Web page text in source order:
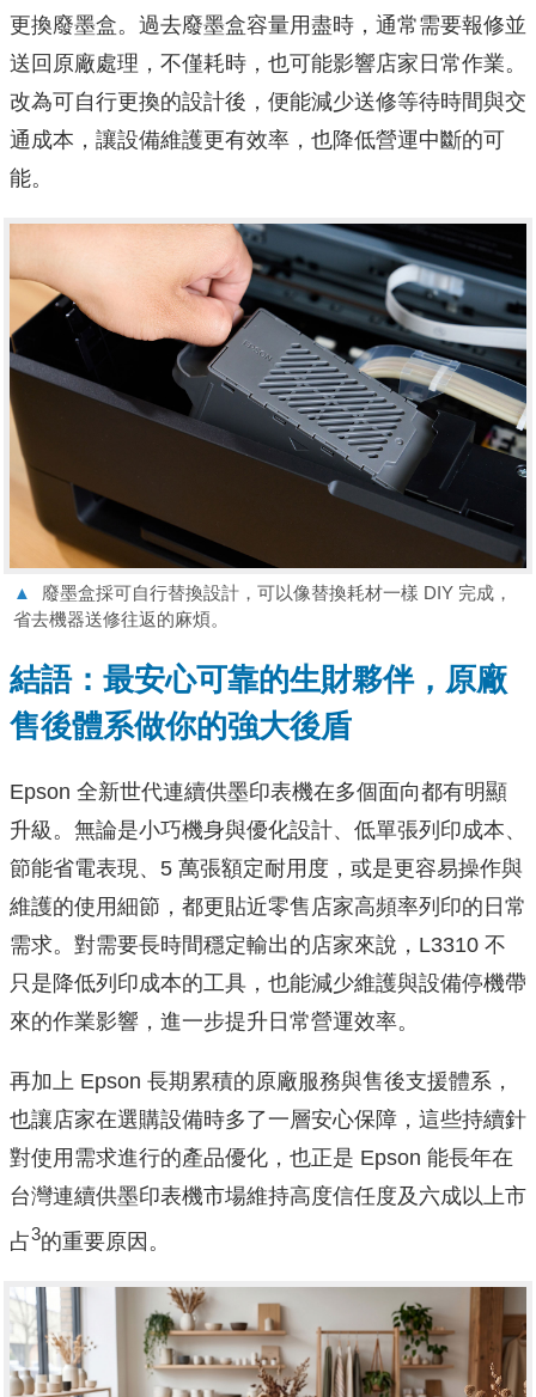
更換廢墨盒。過去廢墨盒容量用盡時，通常需要報修並
送回原廠處理，不僅耗時，也可能影響店家日常作業。
改為可自行更換的設計後，便能減少送修等待時間與交
通成本，讓設備維護更有效率，也降低營運中斷的可
能。
▲
廢墨盒採可自行替換設計，可以像替換耗材一樣 DIY 完成，
省去機器送修往返的麻煩。
結語：最安心可靠的生財夥伴，原廠
售後體系做你的強大後盾
Epson 全新世代連續供墨印表機在多個面向都有明顯
升級。無論是小巧機身與優化設計、低單張列印成本、
節能省電表現、5 萬張額定耐用度，或是更容易操作與
維護的使用細節，都更貼近零售店家高頻率列印的日常
需求。對需要長時間穩定輸出的店家來說，L3310 不
只是降低列印成本的工具，也能減少維護與設備停機帶
來的作業影響，進一步提升日常營運效率。
再加上 Epson 長期累積的原廠服務與售後支援體系，
也讓店家在選購設備時多了一層安心保障，這些持續針
對使用需求進行的產品優化，也正是 Epson 能長年在
台灣連續供墨印表機市場維持高度信任度及六成以上市
占3的重要原因。